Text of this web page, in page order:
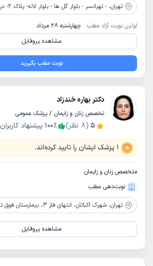
تهران، - تهرانسر - بلوار گل ها - بلوار لاله- پلاک 2- درمانگاه خیریه صاحب کوثر
اولین نوبت آزاد مطب: چهارشنبه 28 مرداد
مشاهده پروفایل
نوبت مطب بگیرید
دکتر بهاره خندزاد
تخصص زنان و زایمان / پزشک عمومی
5
(
8 نظر) 100٪ پیشنهاد کاربران
1 پزشک ایشان را تایید کرده‌اند.
متخصص زنان و زایمان
نوبت‌دهی مطب
تهران، شهرک اکباتان، انتهای فاز 3، بیمارستان فوق تخصصی صارم
مشاهده پروفایل